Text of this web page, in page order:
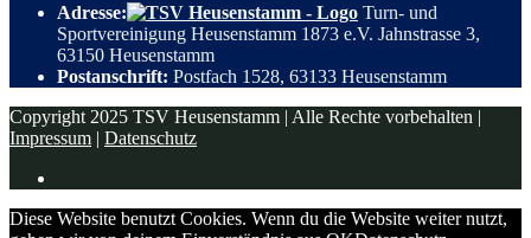
Adresse:
Turn- und
Sportvereinigung Heusenstamm 1873 e.V. Jahnstrasse 3,
63150 Heusenstamm
Postanschrift: Postfach 1528, 63133 Heusenstamm
Copyright 2025 TSV Heusenstamm | Alle Rechte vorbehalten |
Impressum | Datenschutz
Diese Website benutzt Cookies. Wenn du die Website weiter nutzt,